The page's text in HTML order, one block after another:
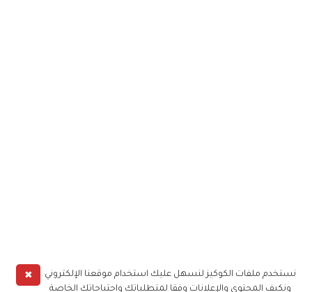
✖
نستخدم ملفات الكوكيز لنسهل عليك استخدام موقعنا الإلكتروني
ونكيف المحتوى والإعلانات وفقا لمتطلباتك واحتياجاتك الخاصة